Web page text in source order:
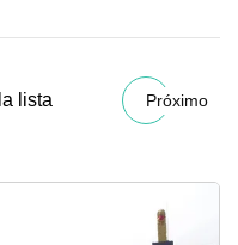
lista Próximo